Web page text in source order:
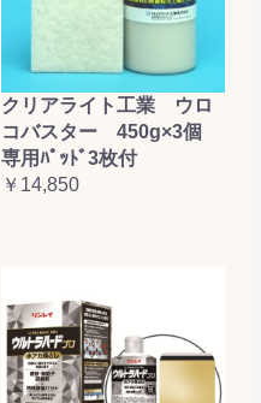
クリアライト工業 ウロ
コバスター 450g×3個
専用ﾊﾟｯﾄﾞ3枚付
￥14,850